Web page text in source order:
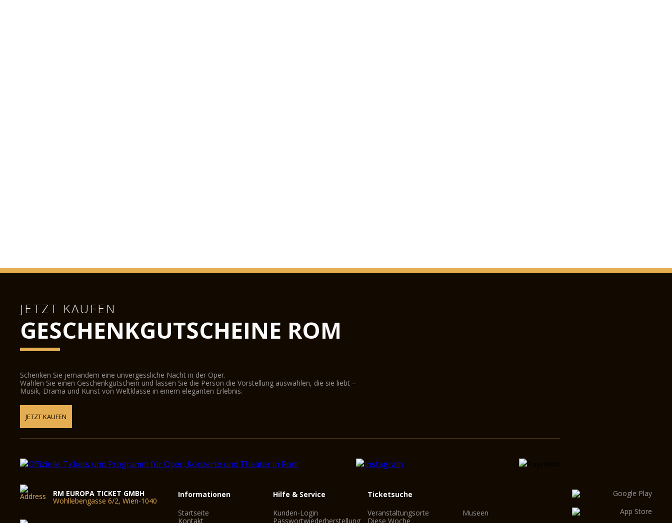
JETZT KAUFEN
GESCHENKGUTSCHEINE ROM
Schenken Sie jemandem eine unvergessliche Nacht in der Oper.
Wählen Sie einen Geschenkgutschein und lassen Sie die Person die Vorstellung auswählen, die sie liebt –
Musik, Drama und Kunst von Weltklasse in einem eleganten Erlebnis.
JETZT KAUFEN
RM EUROPA TICKET GMBH
Wohllebengasse 6/2, Wien-1040
Informationen
Startseite
Kontakt
Hilfe & Service
Kunden-Login
Passwortwiederherstellung
Ticketsuche
Veranstaltungsorte
Diese Woche
Museen